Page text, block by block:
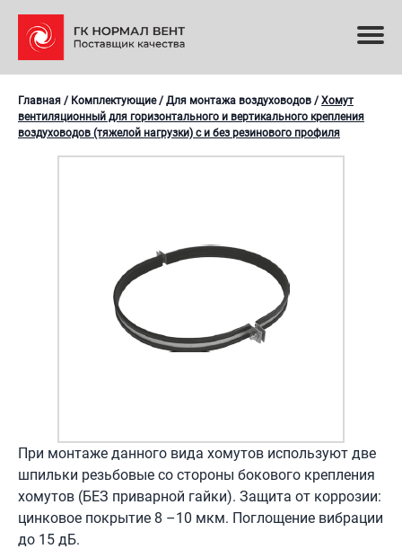
Главная / Комплектующие/ Для монтажа воздуховодов / Хомут
вентиляционный для горизонтального и вертикального крепления
воздуховодов (тяжелой нагрузки) с и без резинового профиля
При монтаже данного вида хомутов используют две
шпильки резьбовые со стороны бокового крепления
хомутов (БЕЗ приварной гайки). Защита от коррозии:
цинковое покрытие 8 –10 мкм. Поглощение вибрации
до 15 дБ.